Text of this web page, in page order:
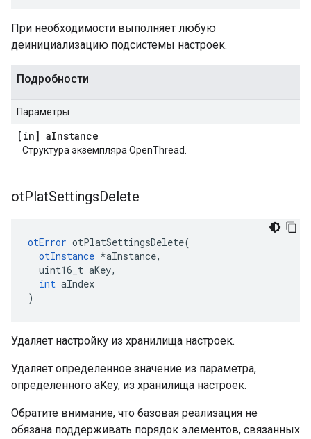
При необходимости выполняет любую
деинициализацию подсистемы настроек.
Подробности
Параметры
[in] aInstance
Структура экземпляра OpenThread.
otPlatSettingsDelete
otError otPlatSettingsDelete(
otInstance *aInstance,
uint16_t aKey,
int aIndex
)
Удаляет настройку из хранилища настроек.
Удаляет определенное значение из параметра,
определенного aKey, из хранилища настроек.
Обратите внимание, что базовая реализация не
обязана поддерживать порядок элементов, связанных